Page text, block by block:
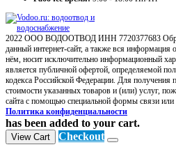
2022 ООО ВОДООТВОД ИНН 7720377683
данный интернет-сайт, а также вся информация
нём, носит исключительно информационный
является публичной офертой, определяемой
кодекса Российской Федерации. Для
стоимости указанных товаров и (или) услуг,
сайта с помощью специальной формы связи или
Политика конфиденциальности
has been added to your cart.
View Cart Checkout